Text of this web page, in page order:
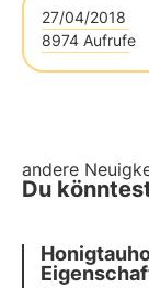
27/04/2018
8974 Aufrufe
andere
Du